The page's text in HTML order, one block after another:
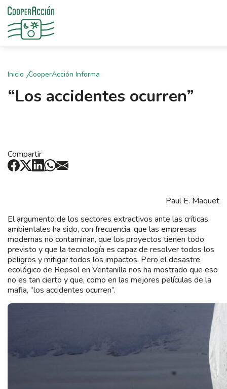
Inicio CooperAcción Informa
“Los accidentes ocurren”
Compartir
Paul E. Maquet
El argumento de los sectores extractivos ante las críticas
ambientales ha sido, con frecuencia, que las empresas
modernas no contaminan, que los proyectos tienen todo
previsto y que la tecnología es capaz de resolver todos los
peligros y mitigar todos los impactos. Pero el desastre
ecológico de Repsol en Ventanilla nos ha mostrado que eso
no es tan cierto y que, como en las mejores películas de la
mafia, “los accidentes ocurren”.